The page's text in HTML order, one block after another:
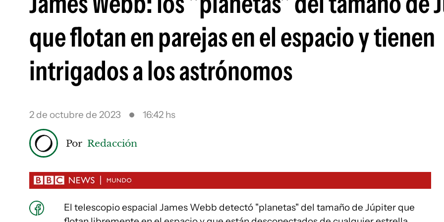
que flotan en parejas en el espacio y tienen
intrigados a los astrónomos
2 de octubre de 2023 16:42 hs
Por Redacción
El telescopio espacial James Webb detectó "planetas" del tamaño de Júpiter que